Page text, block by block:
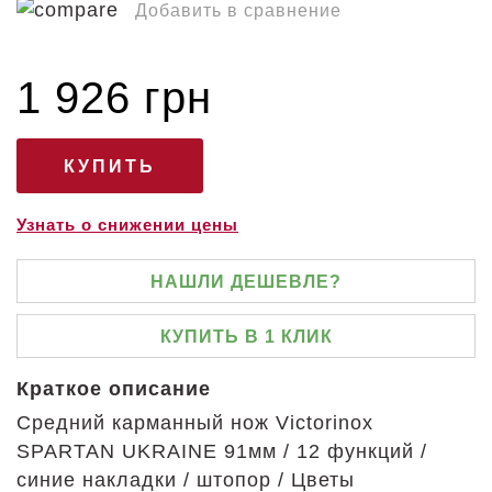
Добавить в сравнение
1 926 грн
Узнать о снижении цены
НАШЛИ ДЕШЕВЛЕ?
КУПИТЬ В 1 КЛИК
Краткое описание
Средний карманный нож Victorinox
SPARTAN UKRAINE 91мм / 12 функций /
синие накладки / штопор / Цветы